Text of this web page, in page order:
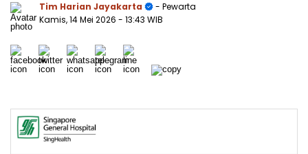
Tim Harian Jayakarta
- Pewarta
Kamis, 14 Mei 2026 - 13:43 WIB